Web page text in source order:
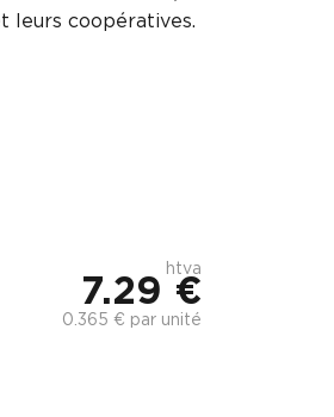
leurs coopératives.
htva
7.29 €
0.365 € par unité